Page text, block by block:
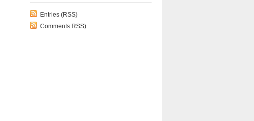
Entries (RSS)
Comments RSS)